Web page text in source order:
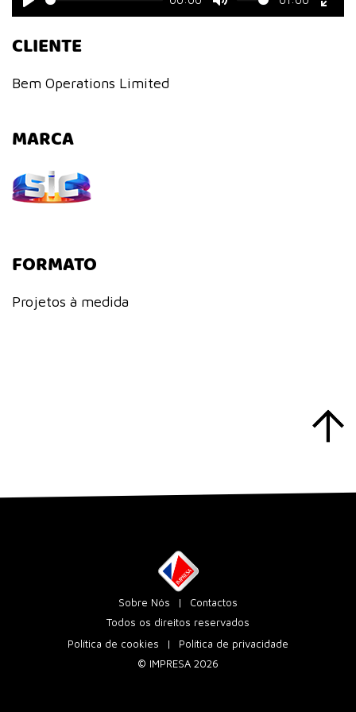
Play Mute
CLIENTE
Bem Operations Limited
MARCA
FORMATO
Projetos à medida
Sobre Nós
Contactos
Todos os direitos reservados
Política de cookies
Política de privacidade
© IMPRESA 2026